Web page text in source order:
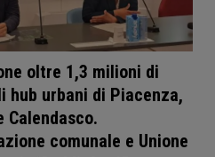
oltre 1,3 milioni di
hub urbani di Piacenza,
Calendasco.
comunale e Unione